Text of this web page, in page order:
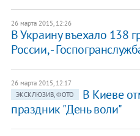
26 марта 2015, 12:26
В Украину въехало 138
России, -
26 марта 2015, 12:17
ЭКСКЛЮЗИВ, ФОТО
В Киеве
праздник "День воли"